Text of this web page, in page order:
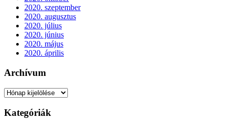
2020. szeptember
2020. augusztus
2020. július
2020. június
2020. május
2020. április
Archívum
Archívum
Kategóriák